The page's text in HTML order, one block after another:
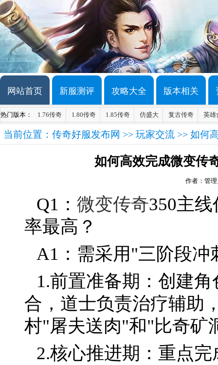
网站首页 新服测评 攻略大全 版本相关
热门版本： 1.76传奇 1.80传奇 1.85传奇 仿盛大 复古传奇 英雄
当前位置： 传奇好服发布网 >> 玩家交流 >> 如何
如何高效完成微变传
作者：管
Q1： 微变传奇350主
率最高？
A1：需采用"三阶段冲
1.前置准备期：创建
合，道士负责治疗辅助
村"屠夫送肉"和"比奇矿
2.核心推进期：重点